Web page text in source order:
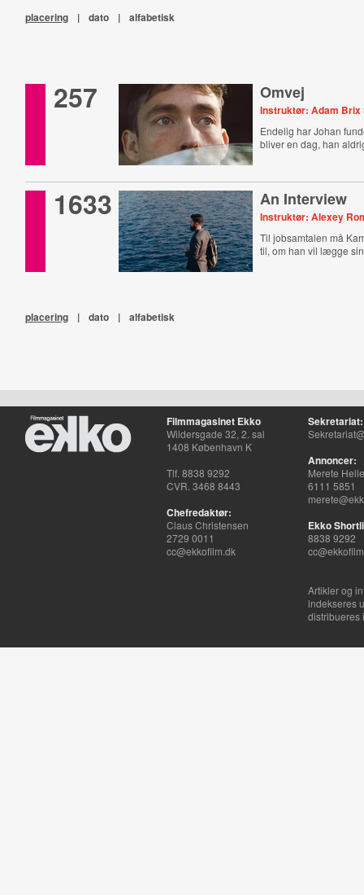
placering | dato | alfabetisk
257 Omvej
Instruktør: Adam Brix
Endelig har Johan
bliver en dag, han
1633 An Interview
Instruktør: Alexey
Til jobsamtalen må
til, om han vil lægge
placering | dato | alfabetisk
Filmmagasinet Ekko
Wildersgade 32, 2. sal
1408 København K
Tlf. 8838 9292
CVR. 3468 8443
Chefredaktør:
Claus Christensen
2729 0011
cc@ekkofilm.dk
Sekretariat:
Annoncer:
Merete
6111 5851
Ekko
8838 9292
Artikler og
indekseres
distribueres